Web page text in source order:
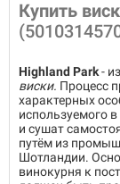
Купить
Highland Park-
виски. Процесс
характерных
используемого
и сушат
путём из
Шотландии.
винокурня к